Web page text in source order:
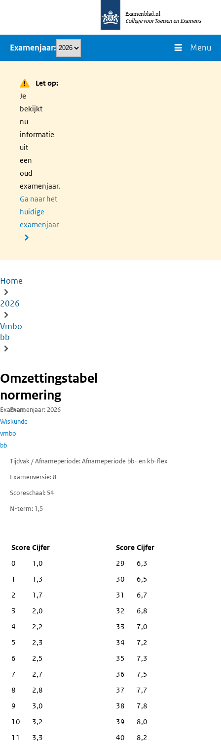
naar
inhoud
Examenblad.nl
College voor Toetsen en Examens
Examenjaar Menu
Let op:
Je
bekijkt
nu
informatie
uit
een
oud
examenjaar.
Ga naar het
huidige
examenjaar
Kruimelpad
Home
2026
Vmbo
bb
Omzettingstabel
normering
Examen
Wiskunde
vmbo
bb
Examenjaar 2026
Tijdvak / Afnameperiode Afnameperiode bb- en kb-flex
Examenversie 8
Scoreschaal 54
N-term 1,5
Score Cijfer
0
1,0
1
1,3
2
1,7
3
2,0
4
2,2
5
2,3
6
2,5
7
2,7
8
2,8
9
3,0
10
3,2
11
3,3
29
6,3
30
6,5
31
6,7
32
6,8
33
7,0
34
7,2
35
7,3
36
7,5
37
7,7
38
7,8
39
8,0
40
8,2